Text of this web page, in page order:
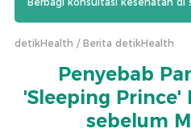
detikHealth Berita detikHealth
Penyebab
'Sleeping Prince'
sebelum